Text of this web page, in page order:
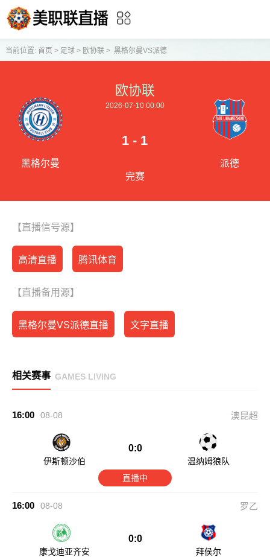
当前位置: 首页 > 足球> 欧协联> 黑格尔曼VS派德
黑格尔曼
欧协联
2026-07-10 00:00
1 - 1
完赛
派德
【直播信号源】
高清直播 腾讯体育
【直播备用源】
黑格尔曼VS派德直播 文字直播
相关赛事 GAMES LIVING
16:00 08-08 澳昆超
伊斯顿沙伯
0:0
温纳姆狼队
直播中
16:00 08-08 罗乙
康戈迪亚齐安
0:0
拜侯尔